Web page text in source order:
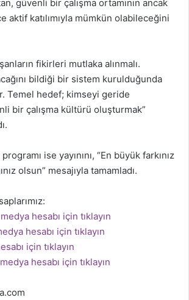
güvenli bir çalışma ortamının ancak
aktif katılımıyla mümkün olabileceğini
fikirleri mutlaka alınmalı.
bildiği bir sistem kurulduğunda
Temel hedef; kimseyi geride
bir çalışma kültürü oluşturmak”
ise yayınını, “En büyük farkınız
olsun” mesajıyla tamamladı.
hesabı için tıklayın
hesabı için tıklayın
için tıklayın
hesabı için tıklayın